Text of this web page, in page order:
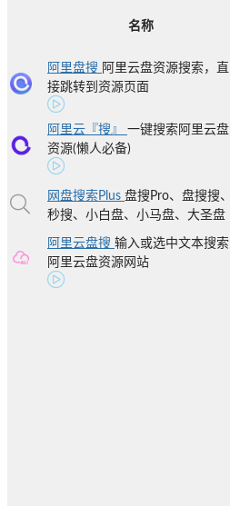
名称
阿里盘搜 阿里云盘资源搜索，直
接跳转到资源页面
阿里云『搜』 一键搜索阿里云盘
资源(懒人必备)
网盘搜索Plus 盘搜Pro、盘搜搜、
秒搜、小白盘、小马盘、大圣盘
阿里云盘搜 输入或选中文本搜索
阿里云盘资源网站